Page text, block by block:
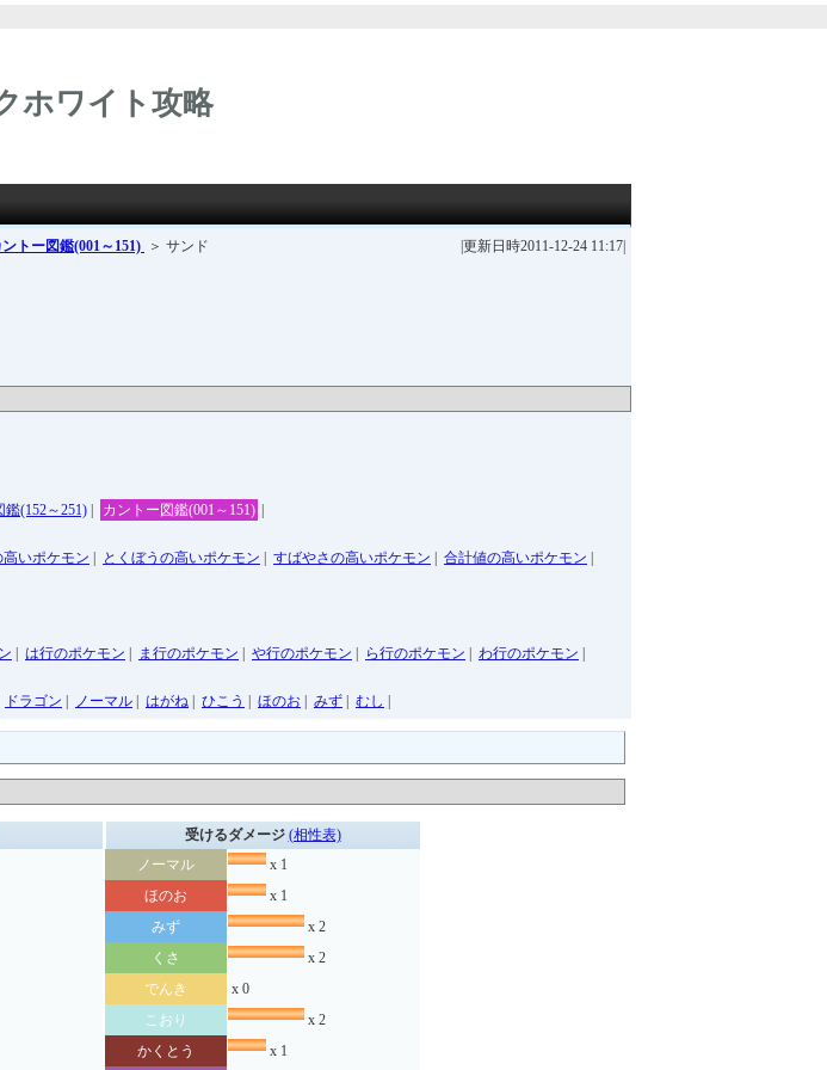
ホワイト攻略
ントー図鑑(001～151) ＞ サンド |更新日時2011-12-24 11:17|
鑑(152～251) カントー図鑑(001～151)
高いポケモン とくぼうの高いポケモン すばやさの高いポケモン 合計値の高いポケモン
は行のポケモン ま行のポケモン や行のポケモン ら行のポケモン わ行のポケモン
ドラゴン ノーマル はがね ひこう ほのお みず むし
受けるダメージ (相性表)
ノーマル
x 1
ほのお
x 1
みず
x 2
くさ
x 2
でんき
x 0
こおり
x 2
かくとう
x 1